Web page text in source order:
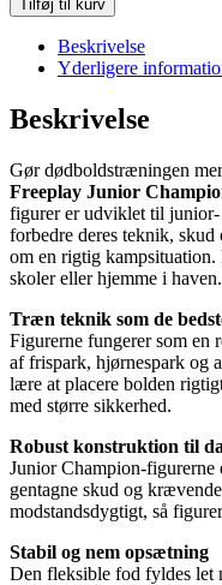
Tilføj til kurv
Beskrivelse
Yderligere
Beskrivelse
Gør dødboldstræningen
Freeplay Junior
figurer er udviklet til junior-
forbedre deres teknik,
om en rigtig
skoler eller hjemme i haven.
Træn teknik som de
Figurerne fungerer som
af frispark, hjørnespark og
lære at placere bolden
med større sikkerhed.
Robust konstruktion til
Junior Champion-
gentagne skud og
modstandsdygtigt, så
Stabil og nem opsætning
Den fleksible fod fyldes let